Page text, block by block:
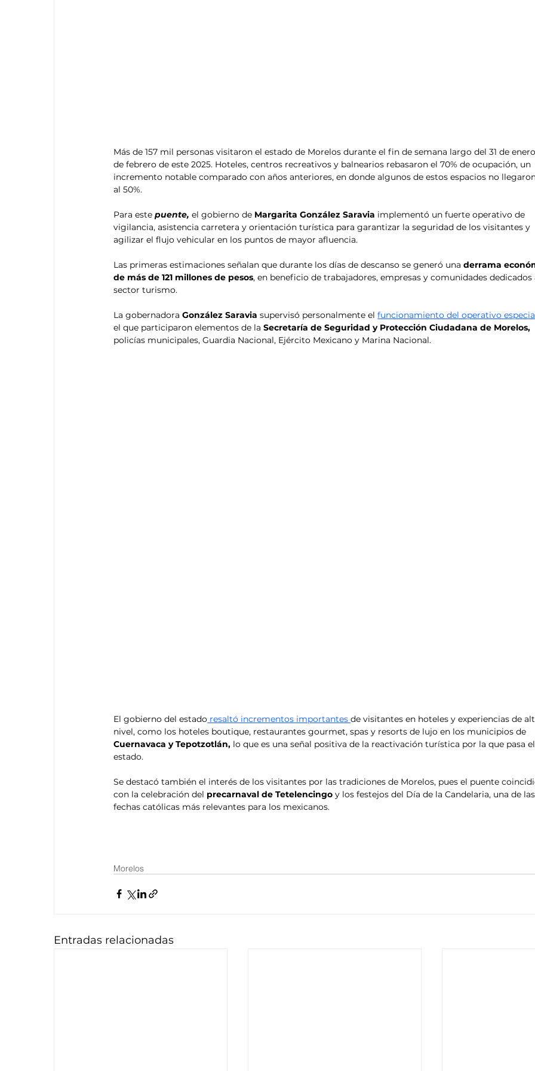
Más de 157 mil personas visitaron el estado de Morelos durante el fin de semana largo del 31 de
de febrero de este 2025. Hoteles, centros recreativos y balnearios rebasaron el 70% de ocupación, un
incremento notable comparado con años anteriores, en donde algunos de estos espacios no
al 50%.
Para este puente, el gobierno de Margarita González Saravia implementó un fuerte operativo de
vigilancia, asistencia carretera y orientación turística para garantizar la seguridad de los visitantes y
agilizar el flujo vehicular en los puntos de mayor afluencia.
Las primeras estimaciones señalan que durante los días de descanso se generó una derrama
de más de 121 millones de pesos, en beneficio de trabajadores, empresas y comunidades dedicados
sector turismo.
La gobernadora González Saravia supervisó personalmente el funcionamiento del operativo
el que participaron elementos de la Secretaría de Seguridad y Protección Ciudadana de Morelos,
policías municipales, Guardia Nacional, Ejército Mexicano y Marina Nacional.
El gobierno del estado resaltó incrementos importantes de visitantes en hoteles y experiencias de
nivel, como los hoteles boutique, restaurantes gourmet, spas y resorts de lujo en los municipios de
Cuernavaca y Tepotzotlán, lo que es una señal positiva de la reactivación turística por la que pasa el
estado.
Se destacó también el interés de los visitantes por las tradiciones de Morelos, pues el puente
con la celebración del precarnaval de Tetelencingo y los festejos del Día de la Candelaria, una de las
fechas católicas más relevantes para los mexicanos.
Morelos
Entradas relacionadas